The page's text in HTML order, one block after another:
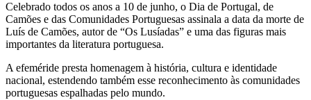
Celebrado todos os anos a 10 de junho, o Dia de Portugal, de
Camões e das Comunidades Portuguesas assinala a data da morte de
Luís de Camões, autor de “Os Lusíadas” e uma das figuras mais
importantes da literatura portuguesa.
A efeméride presta homenagem à história, cultura e identidade
nacional, estendendo também esse reconhecimento às comunidades
portuguesas espalhadas pelo mundo.